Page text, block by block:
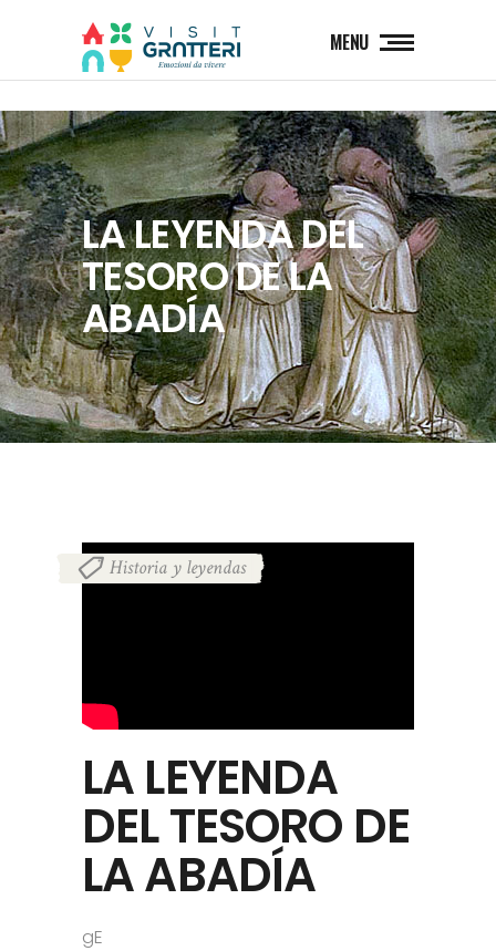
MENU
LA LEYENDA DEL
TESORO DE LA
ABADÍA
Historia y leyendas
LA LEYENDA
DEL TESORO DE
LA ABADÍA
gE